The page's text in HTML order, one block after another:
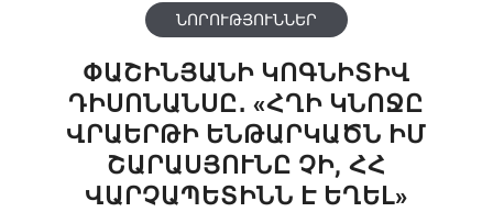
ՓԱՇԻՆՅԱՆԻ ԿՈԳՆԻՏԻՎ
ԴԻՍՈՆԱՆՍԸ․ «ՀՂԻ ԿՆՈՋԸ
ՎՐԱԵՐԹԻ ԵՆԹԱՐԿԱԾՆ ԻՄ
ՇԱՐԱՍՅՈՒՆԸ ՉԻ, ՀՀ
ՎԱՐՉԱՊԵՏԻՆՆ Է ԵՂԵԼ»
ՆՈՐՈՒԹՅՈՒՆՆԵՐ